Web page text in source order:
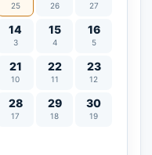
25 26 27
14
3
15
4
16
5
21
10
22
11
23
12
28
17
29
18
30
19